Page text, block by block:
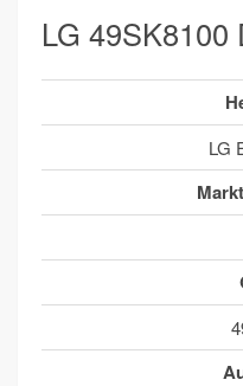
LG 49SK8100
LG